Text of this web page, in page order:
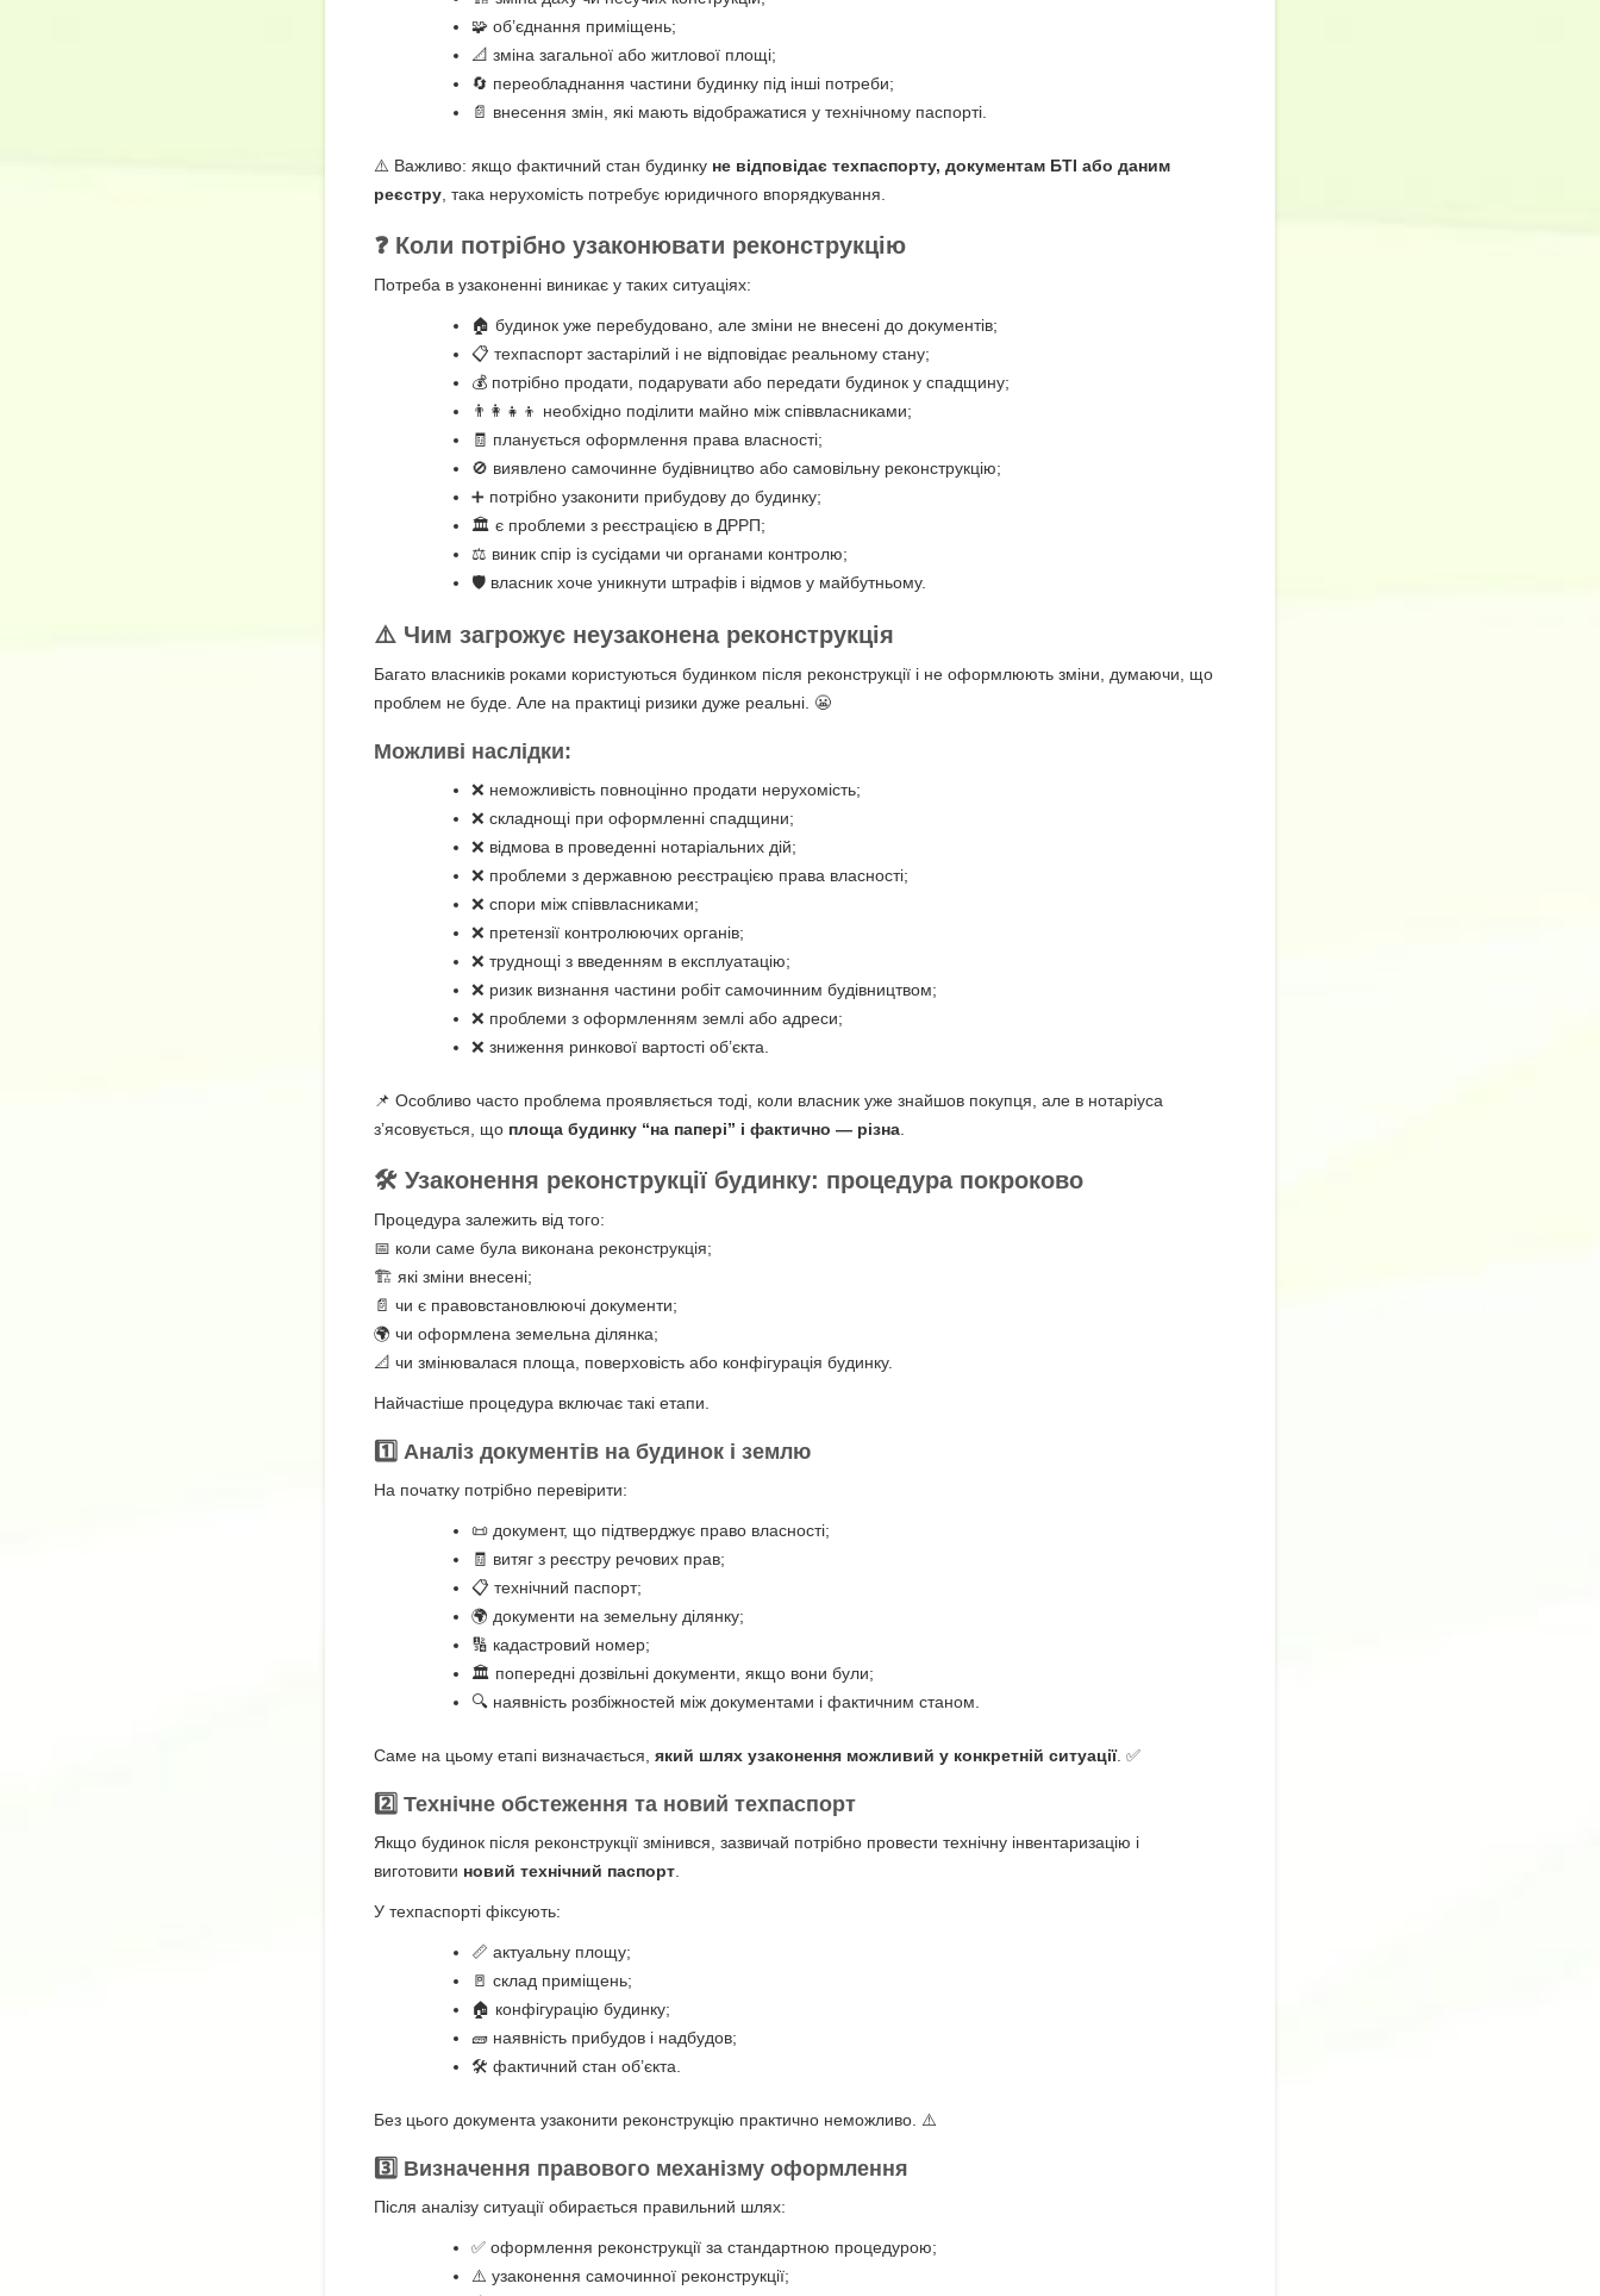
🧩 об’єднання приміщень;
📐 зміна загальної або житлової площі;
🔄 переобладнання частини будинку під інші потреби;
📄 внесення змін, які мають відображатися у технічному паспорті.
⚠️ Важливо: якщо фактичний стан будинку не відповідає техпаспорту, документам БТІ або даним
реєстру , така нерухомість потребує юридичного впорядкування.
❓ Коли потрібно узаконювати реконструкцію
Потреба в узаконенні виникає у таких ситуаціях:
🏠 будинок уже перебудовано, але зміни не внесені до документів;
📋 техпаспорт застарілий і не відповідає реальному стану;
💰 потрібно продати, подарувати або передати будинок у спадщину;
👨‍👩‍👧‍👦 необхідно поділити майно між співвласниками;
🧾 планується оформлення права власності;
🚫 виявлено самочинне будівництво або самовільну реконструкцію;
➕ потрібно узаконити прибудову до будинку;
🏛️ є проблеми з реєстрацією в ДРРП;
⚖️ виник спір із сусідами чи органами контролю;
🛡️ власник хоче уникнути штрафів і відмов у майбутньому.
⚠️ Чим загрожує неузаконена реконструкція
Багато власників роками користуються будинком після реконструкції і не оформлюють зміни, думаючи, що
проблем не буде. Але на практиці ризики дуже реальні. 😬
Можливі наслідки:
❌ неможливість повноцінно продати нерухомість;
❌ складнощі при оформленні спадщини;
❌ відмова в проведенні нотаріальних дій;
❌ проблеми з державною реєстрацією права власності;
❌ спори між співвласниками;
❌ претензії контролюючих органів;
❌ труднощі з введенням в експлуатацію;
❌ ризик визнання частини робіт самочинним будівництвом;
❌ проблеми з оформленням землі або адреси;
❌ зниження ринкової вартості об’єкта.
📌 Особливо часто проблема проявляється тоді, коли власник уже знайшов покупця, але в нотаріуса
з’ясовується, що площа будинку “на папері” і фактично — різна
🛠️ Узаконення реконструкції будинку: процедурапокроково
Процедура залежить від того:
📅 коли саме була виконана реконструкція;
🏗️ які зміни внесені;
📄 чи є правовстановлюючі документи;
🌍 чи оформлена земельна ділянка;
📐 чи змінювалася площа, поверховість або конфігурація будинку.
Найчастіше процедура включає такі етапи.
1️⃣ Аналіз документів на будинок і землю
На початку потрібно перевірити:
📜 документ, що підтверджує право власності;
🧾 витяг з реєстру речових прав;
📋 технічний паспорт;
🌍 документи на земельну ділянку;
🔢 кадастровий номер;
🏛️ попередні дозвільні документи, якщо вони були;
🔍 наявність розбіжностей між документами і фактичним станом.
Саме на цьому етапі визначається, який шлях узаконення можливий у конкретній ситуації. ✅
2️⃣ Технічне обстеження та новий техпаспорт
Якщо будинок після реконструкції змінився, зазвичай потрібно провести технічну інвентаризацію і
виготовити новий технічний паспорт
У техпаспорті фіксують:
📏 актуальну площу;
🚪 склад приміщень;
🏠 конфігурацію будинку;
🧱 наявність прибудов і надбудов;
🛠️ фактичний стан об’єкта.
Без цього документа узаконити реконструкцію практично неможливо. ⚠️
3️⃣ Визначення правового механізму оформлення
Після аналізу ситуації обирається правильний шлях:
✅ оформлення реконструкції за стандартною процедурою;
⚠️ узаконення самочинної реконструкції;